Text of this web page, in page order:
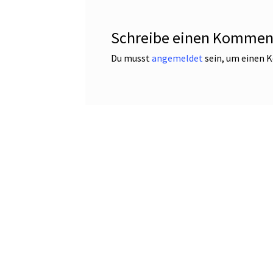
Schreibe einen
Du musst angemeldet sein, um einen